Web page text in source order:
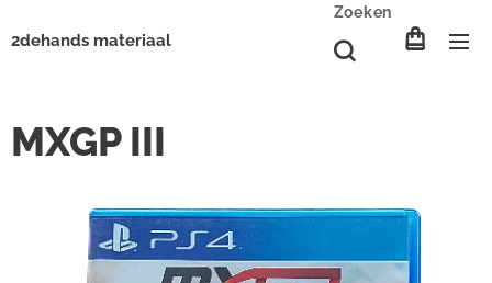
2dehands materiaal
Zoeken
MXGP III